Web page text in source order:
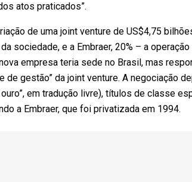
atos praticados”.
de uma joint venture de US$4,75
sociedade, e a Embraer, 20% – a
empresa teria sede no Brasil, mas
de gestão” da joint venture. A negociação
em tradução livre), títulos de classe
a Embraer, que foi privatizada em 1994.